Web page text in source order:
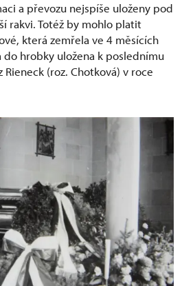
a převozu nejspíše uloženy pod
rakvi. Totéž by mohlo platit
která zemřela ve 4 měsících
do hrobky uložena k poslednímu
(roz. Chotková) v roce